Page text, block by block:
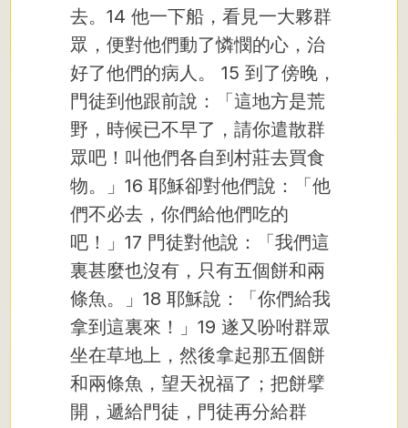
去。14 他一下船，看見一大夥群
眾，便對他們動了憐憫的心，治
好了他們的病人。 15 到了傍晚，
門徒到他跟前說：「這地方是荒
野，時候已不早了，請你遣散群
眾吧！叫他們各自到村莊去買食
物。」16 耶穌卻對他們說：「他
們不必去，你們給他們吃的
吧！」17 門徒對他說：「我們這
裏甚麼也沒有，只有五個餅和兩
條魚。」18 耶穌說：「你們給我
拿到這裏來！」19 遂又吩咐群眾
坐在草地上，然後拿起那五個餅
和兩條魚，望天祝福了；把餅擘
開，遞給門徒，門徒再分給群